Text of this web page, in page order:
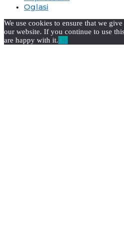
Oglasi
We use cookies to ensure that we
our website. If you continue to use
are happy with it.Ok